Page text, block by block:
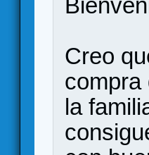
Creo
compra
la